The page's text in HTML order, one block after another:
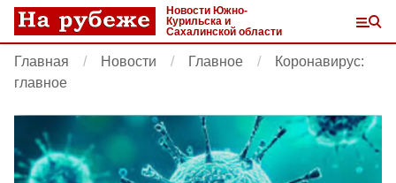
Новости Южно-
Курильска и
Сахалинской области
Главная Новости Главное
Коронавирус:
главное